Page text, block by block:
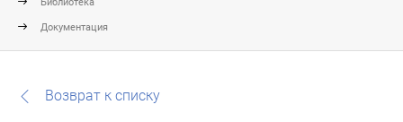
Документация
Возврат к списку